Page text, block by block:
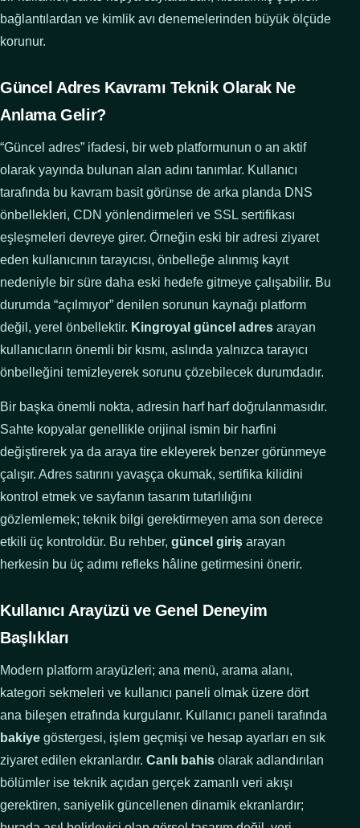
bağlantılardan ve kimlik avı denemelerinden büyük ölçüde
korunur.
Güncel Adres Kavramı Teknik Olarak Ne
Anlama Gelir?
“Güncel adres” ifadesi, bir web platformunun o an aktif
olarak yayında bulunan alan adını tanımlar. Kullanıcı
tarafında bu kavram basit görünse de arka planda DNS
önbellekleri, CDN yönlendirmeleri ve SSL sertifikası
eşleşmeleri devreye girer. Örneğin eski bir adresi ziyaret
eden kullanıcının tarayıcısı, önbelleğe alınmış kayıt
nedeniyle bir süre daha eski hedefe gitmeye çalışabilir. Bu
durumda “açılmıyor” denilen sorunun kaynağı platform
değil, yerel önbellektir. Kingroyal güncel adres arayan
kullanıcıların önemli bir kısmı, aslında yalnızca tarayıcı
önbelleğini temizleyerek sorunu çözebilecek durumdadır.
Bir başka önemli nokta, adresin harf harf doğrulanmasıdır.
Sahte kopyalar genellikle orijinal ismin bir harfini
değiştirerek ya da araya tire ekleyerek benzer görünmeye
çalışır. Adres satırını yavaşça okumak, sertifika kilidini
kontrol etmek ve sayfanın tasarım tutarlılığını
gözlemlemek; teknik bilgi gerektirmeyen ama son derece
etkili üç kontroldür. Bu rehber, güncel giriş arayan
herkesin bu üç adımı refleks hâline getirmesini önerir.
Kullanıcı Arayüzü ve Genel Deneyim
Başlıkları
Modern platform arayüzleri; ana menü, arama alanı,
kategori sekmeleri ve kullanıcı paneli olmak üzere dört
ana bileşen etrafında kurgulanır. Kullanıcı paneli tarafında
bakiye göstergesi, işlem geçmişi ve hesap ayarları en sık
ziyaret edilen ekranlardır. Canlı bahis olarak adlandırılan
bölümler ise teknik açıdan gerçek zamanlı veri akışı
gerektiren, saniyelik güncellenen dinamik ekranlardır;